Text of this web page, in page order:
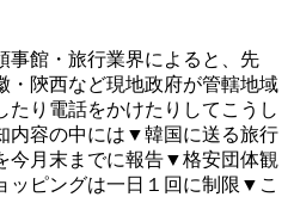
事館・旅行業界によると、先
・陝西など現地政府が管轄地域
たり電話をかけたりしてこうし
内容の中には▼韓国に送る旅行
今月末までに報告▼格安団体観
ピングは一日１回に制限▼こ